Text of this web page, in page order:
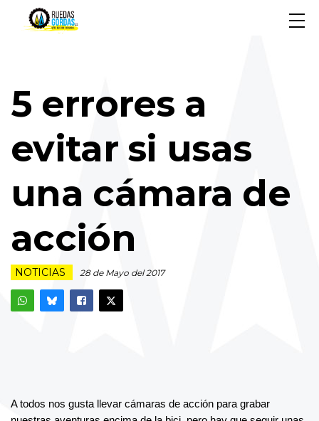
5 errores a
evitar si usas
una cámara de
acción
NOTICIAS 28 de Mayo del 2017
A todos nos gusta llevar cámaras de acción para grabar